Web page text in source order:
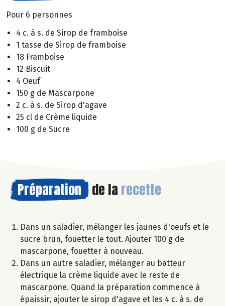
Pour 6 personnes
4 c. à s. de Sirop de framboise
1 tasse de Sirop de framboise
18 Framboise
12 Biscuit
4 Oeuf
150 g de Mascarpone
2 c. à s. de Sirop d'agave
25 cl de Crème liquide
100 g de Sucre
Préparation de la recette
Dans un saladier, mélanger les jaunes d'oeufs et le
sucre brun, fouetter le tout. Ajouter 100 g de
mascarpone, fouetter à nouveau.
Dans un autre saladier, mélanger au batteur
électrique la crème liquide avec le reste de
mascarpone. Quand la préparation commence à
épaissir, ajouter le sirop d'agave et les 4 c. à s. de